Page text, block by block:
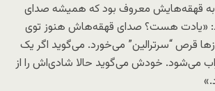
به قهقه‌هایش معروف بود که همیشه صدای
«یادت هست؟ صدای قهقه‌‌هاش هنوز توی
قرص “سرترالین” می‌خورد. می‌گوید اگر یک
می‌شود. خودش می‌گوید حالا شادی‌اش را از